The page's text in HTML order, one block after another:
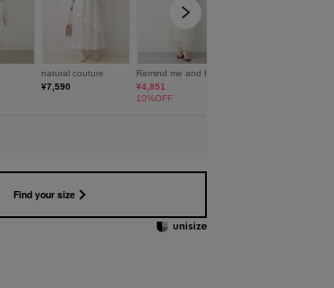
Find your size